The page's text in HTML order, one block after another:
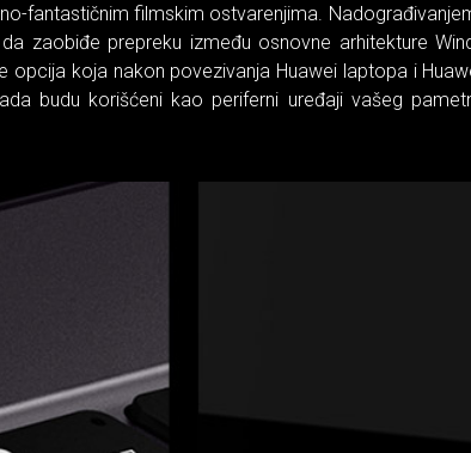
fantastičnim filmskim ostvarenjima.
zaobiđe prepreku između osnovne arhitekture
opcija koja nakon povezivanja Huawei laptopa i
budu korišćeni kao periferni uređaji vašeg